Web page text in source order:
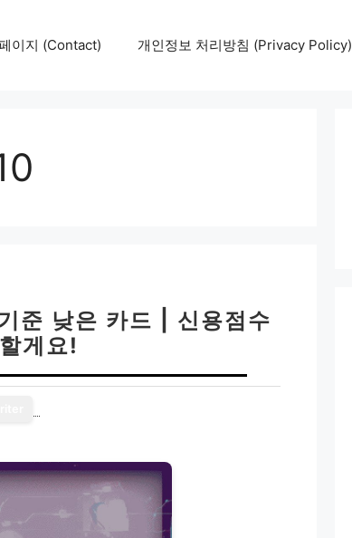
이지 (Contact) 개인정보 처리방침 (Privacy Policy)
준 낮은 카드 | 신용점수
게요!